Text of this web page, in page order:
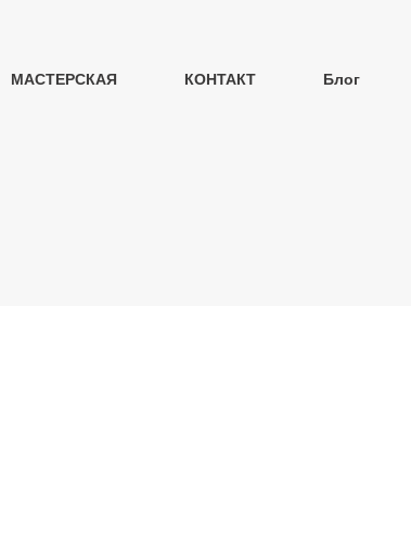
МАСТЕРСКАЯ КОНТАКТ Блог